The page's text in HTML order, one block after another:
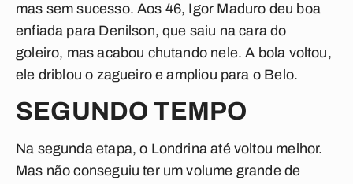
mas sem sucesso. Aos 46, Igor Maduro deu boa
enfiada para Denilson, que saiu na cara do
goleiro, mas acabou chutando nele. A bola voltou,
ele driblou o zagueiro e ampliou para o Belo.
SEGUNDO TEMPO
Na segunda etapa, o Londrina até voltou melhor.
Mas não conseguiu ter um volume grande de